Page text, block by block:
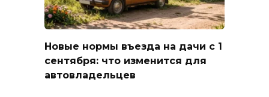
Новые нормы въезда на дачи с 1
сентября: что изменится для
автовладельцев